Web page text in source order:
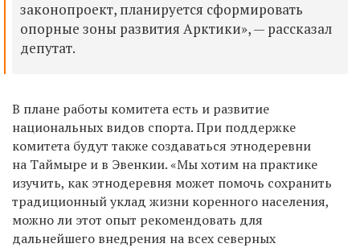
законопроект, планируется сформировать
опорные зоны развития Арктики», — рассказал
депутат.
В плане работы комитета есть и развитие
национальных видов спорта. При поддержке
комитета будут также создаваться этнодеревни
на Таймыре и в Эвенкии. «Мы хотим на практике
изучить, как этнодеревня может помочь сохранить
традиционный уклад жизни коренного населения,
можно ли этот опыт рекомендовать для
дальнейшего внедрения на всех северных